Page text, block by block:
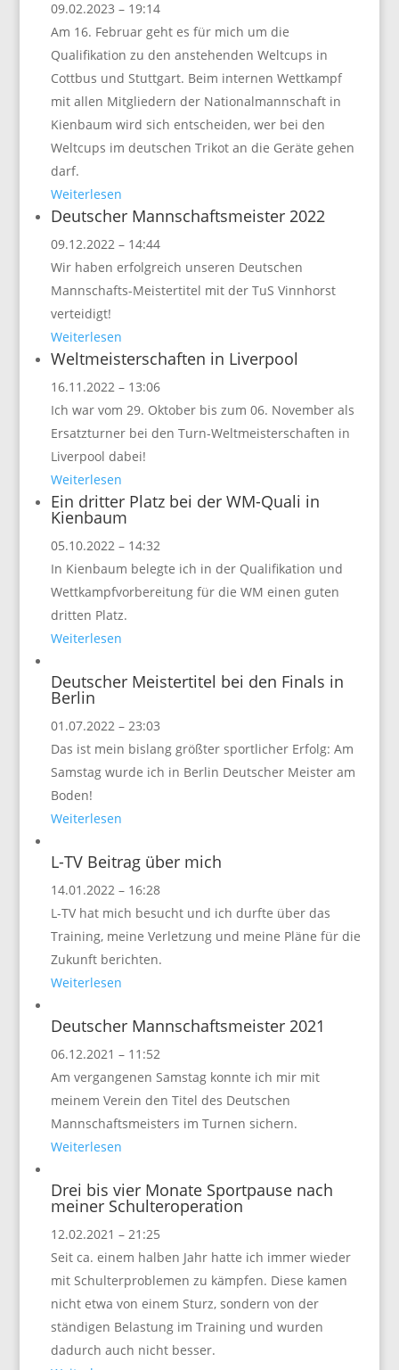
09.02.2023 – 19:14
Am 16. Februar geht es für mich um die
Qualifikation zu den anstehenden Weltcups in
Cottbus und Stuttgart. Beim internen Wettkampf
mit allen Mitgliedern der Nationalmannschaft in
Kienbaum wird sich entscheiden, wer bei den
Weltcups im deutschen Trikot an die Geräte gehen
darf.
Weiterlesen
Deutscher Mannschaftsmeister 2022
09.12.2022 – 14:44
Wir haben erfolgreich unseren Deutschen
Mannschafts-Meistertitel mit der TuS Vinnhorst
verteidigt!
Weiterlesen
Weltmeisterschaften in Liverpool
16.11.2022 – 13:06
Ich war vom 29. Oktober bis zum 06. November als
Ersatzturner bei den Turn-Weltmeisterschaften in
Liverpool dabei!
Weiterlesen
Ein dritter Platz bei der WM-Quali in
Kienbaum
05.10.2022 – 14:32
In Kienbaum belegte ich in der Qualifikation und
Wettkampfvorbereitung für die WM einen guten
dritten Platz.
Weiterlesen
Deutscher Meistertitel bei den Finals in
Berlin
01.07.2022 – 23:03
Das ist mein bislang größter sportlicher Erfolg: Am
Samstag wurde ich in Berlin Deutscher Meister am
Boden!
Weiterlesen
L-TV Beitrag über mich
14.01.2022 – 16:28
L-TV hat mich besucht und ich durfte über das
Training, meine Verletzung und meine Pläne für die
Zukunft berichten.
Weiterlesen
Deutscher Mannschaftsmeister 2021
06.12.2021 – 11:52
Am vergangenen Samstag konnte ich mir mit
meinem Verein den Titel des Deutschen
Mannschaftsmeisters im Turnen sichern.
Weiterlesen
Drei bis vier Monate Sportpause nach
meiner Schulteroperation
12.02.2021 – 21:25
Seit ca. einem halben Jahr hatte ich immer wieder
mit Schulterproblemen zu kämpfen. Diese kamen
nicht etwa von einem Sturz, sondern von der
ständigen Belastung im Training und wurden
dadurch auch nicht besser.